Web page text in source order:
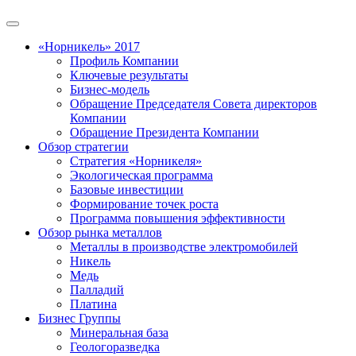
«Норникель» 2017
Профиль Компании
Ключевые результаты
Бизнес-модель
Обращение Председателя Совета директоров
Компании
Обращение Президента Компании
Обзор стратегии
Стратегия «Норникеля»
Экологическая программа
Базовые инвестиции
Формирование точек роста
Программа повышения эффективности
Обзор рынка металлов
Металлы в производстве электромобилей
Никель
Медь
Палладий
Платина
Бизнес Группы
Минеральная база
Геологоразведка